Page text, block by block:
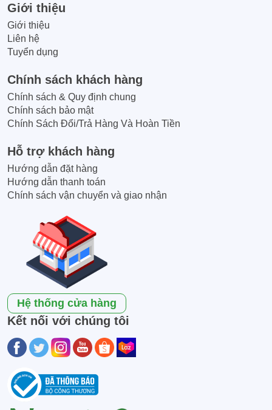
Giới thiệu
Giới thiệu
Liên hệ
Tuyển dụng
Chính sách khách hàng
Chính sách & Quy định chung
Chính sách bảo mật
Chính Sách Đổi/Trả Hàng Và Hoàn Tiền
Hỗ trợ khách hàng
Hướng dẫn đặt hàng
Hướng dẫn thanh toán
Chính sách vận chuyển và giao nhận
Hệ thống cửa hàng
Kết nối với chúng tôi